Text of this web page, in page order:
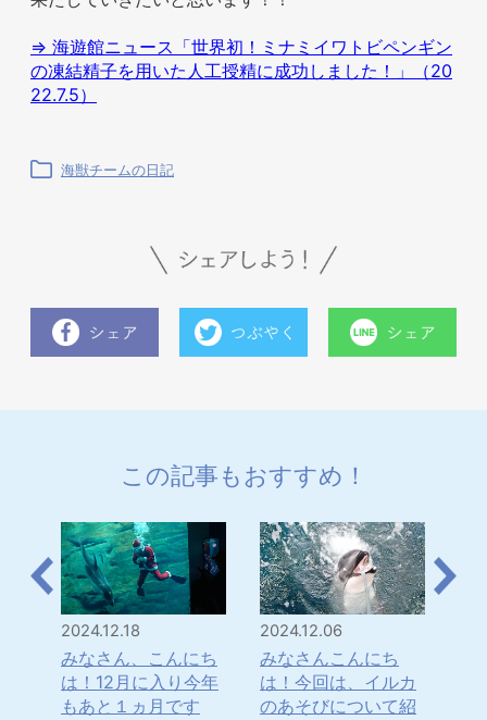
⇒ 海遊館ニュース「世界初！ミナミイワトビペンギン
の凍結精子を用いた人工授精に成功しました！」（20
22.7.5）
海獣チームの日記
この記事もおすすめ！
2024.12.18
みなさん、こんにち
は！12月に入り今年
もあと１ヵ月です
2024.12.06
みなさんこんにち
は！今回は、イルカ
のあそびについて紹